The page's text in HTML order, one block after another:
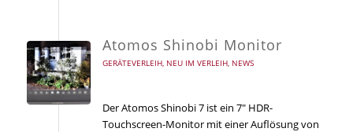
Atomos Shinobi Monitor
GERÄTEVERLEIH, NEU IM VERLEIH, NEWS
Der Atomos Shinobi 7 ist ein 7″ HDR-
Touchscreen-Monitor mit einer Auflösung von